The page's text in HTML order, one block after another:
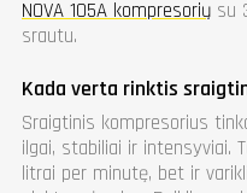
NOVA 105A kompresorių su
srautu.
Kada verta rinktis
Sraigtinis kompresorius
ilgai, stabiliai ir intensyviai.
litrai per minutę, bet ir